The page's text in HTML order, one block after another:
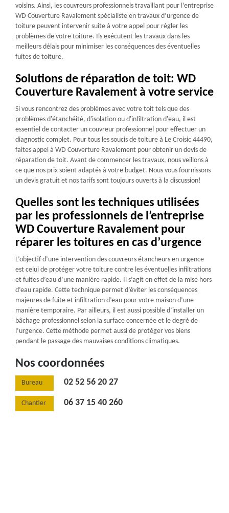
voisins. Ainsi, les couvreurs professionnels travaillant pour l’entreprise
WD Couverture Ravalement spécialiste en travaux d’urgence de
toiture peuvent intervenir suite à votre appel pour régler les
problèmes de votre toiture. Ils exécutent les travaux dans les
meilleurs délais pour minimiser les conséquences des éventuelles
fuites de toiture.
Solutions de réparation de toit: WD
Couverture Ravalement à votre service
Si vous rencontrez des problèmes avec votre toit tels que des
problèmes d'étanchéité, d'isolation ou d'infiltration d'eau, il est
essentiel de contacter un couvreur professionnel pour effectuer un
diagnostic complet. Pour tous les soucis de toiture à Le Croisic 44490,
faites appel à WD Couverture Ravalement pour obtenir un devis de
réparation de toit. Avant de commencer les travaux, nous veillons à
ce que nos prix soient adaptés à votre budget. Nous vous fournissons
un devis gratuit et nos tarifs sont toujours ouverts à la discussion!
Quelles sont les techniques utilisées
par les professionnels de l’entreprise
WD Couverture Ravalement pour
réparer les toitures en cas d’urgence
L’objectif d’une intervention des couvreurs étancheurs en urgence
est celui de protéger votre toiture contre les éventuelles infiltrations
et fuites d’eau d’une manière rapide. Il s’agit en effet de la mise hors
d’eau rapide. Cette technique permet d’éviter les conséquences
majeures de fuite et infiltration d’eau pour votre maison d’une
manière temporaire. Par ailleurs, il est aussi possible d’installer un
bâchage professionnel selon la surface concernée et le degré de
l’urgence. Cette méthode permet aussi de protéger vos biens
pendant le passage des mauvaises conditions climatiques.
Nos coordonnées
Bureau 02 52 56 20 27
Chantier 06 37 15 40 260